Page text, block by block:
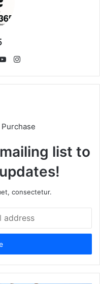
Instagram
list to
consectetur.